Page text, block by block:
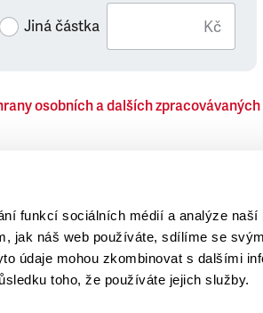
funkcí sociálních médií a analýze naší
jak náš web používáte, sdílíme se
údaje mohou zkombinovat s dalšími
toho, že používáte jejich služby.
Jiná částka Kč
osobních a dalších